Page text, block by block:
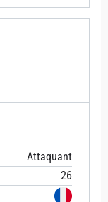
Attaquant
26